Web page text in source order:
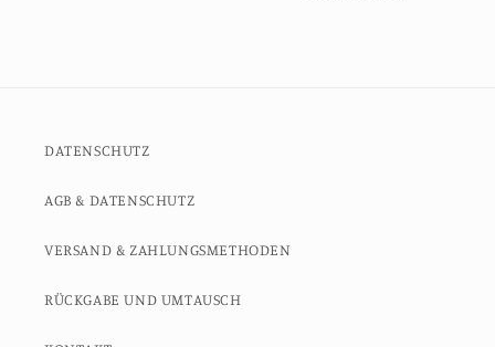
DATENSCHUTZ
AGB & DATENSCHUTZ
VERSAND & ZAHLUNGSMETHODEN
RÜCKGABE UND UMTAUSCH